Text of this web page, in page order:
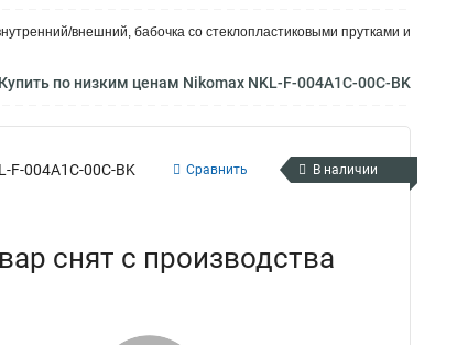
внешний, бабочка со стеклопластиковыми прутками и
Купить по низким ценам Nikomax NKL-F-004A1C-00C-BK
F-004A1C-00C-BK Сравнить В наличии
снят с производства